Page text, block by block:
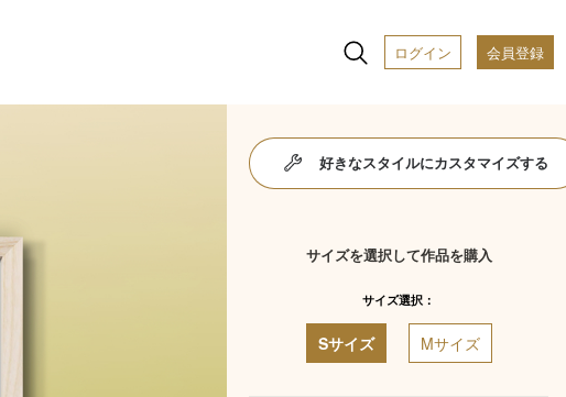
ログイン 会員登録
好きなスタイルにカスタマイズする
サイズを選択して作品を購入
サイズ選択：
Sサイズ Mサイズ